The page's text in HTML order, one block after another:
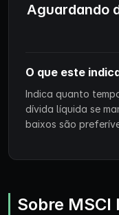
Aguardando
O que este
Indica quanto
dívida líquida se
baixos são
Sobre MSCI